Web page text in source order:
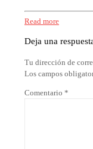
Read more
Deja una
Tu dirección de
Los campos
Comentario *